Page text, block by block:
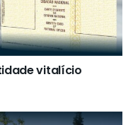
vitalício